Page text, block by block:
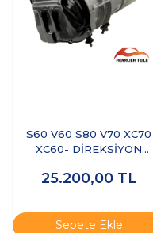
S60 V60 S80 V70 XC70
XC60- DİREKSİYON
25.200,00 TL
Sepete Ekle